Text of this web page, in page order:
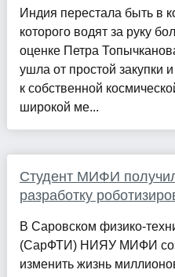
Индия перестала быть в
которого водят за руку
оценке Петра
ушла от простой закупки
к собственной
широкой ме...
Студент МИФИ
разработку
В Саровском физико-
(СарФТИ) НИЯУ МИФИ
изменить жизнь